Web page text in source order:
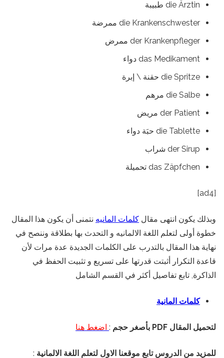
die Ärztin طبيبة
die Krankenschwester ممرضة
der Krankenpfleger ممرض
das Medikament دواء
die Spritze حقنة \ إبرة
die Salbe مرهم
der Patient مريض
die Tablette حبَة دواء
der Sirup شراب
das Zäpfchen تحميلة
[ad4]
وبذلك يكون انتهى مقال كلمات المانيه نتمنى أن يكون هذا المقال
خطوة أولى لتعلم اللغة الالمانيه و التحدث بها بطلاقة وننصح في
نهاية هذا المقال بالتدرب على الكلمات الجديدة عدة مرات لأن
قاعدة التكرار أثبتت قدرتها على تسريع و تثبيت الحفظ في
الذاكرة, تابع تفاصيل أكثر في القسم الشامل
كلمات المانية
لتحميل المقال PDF بأصغر حجم : اضغط هنا
للمزيد من الدروس تابع موقعنا الاول لتعلم اللغة الالمانية :